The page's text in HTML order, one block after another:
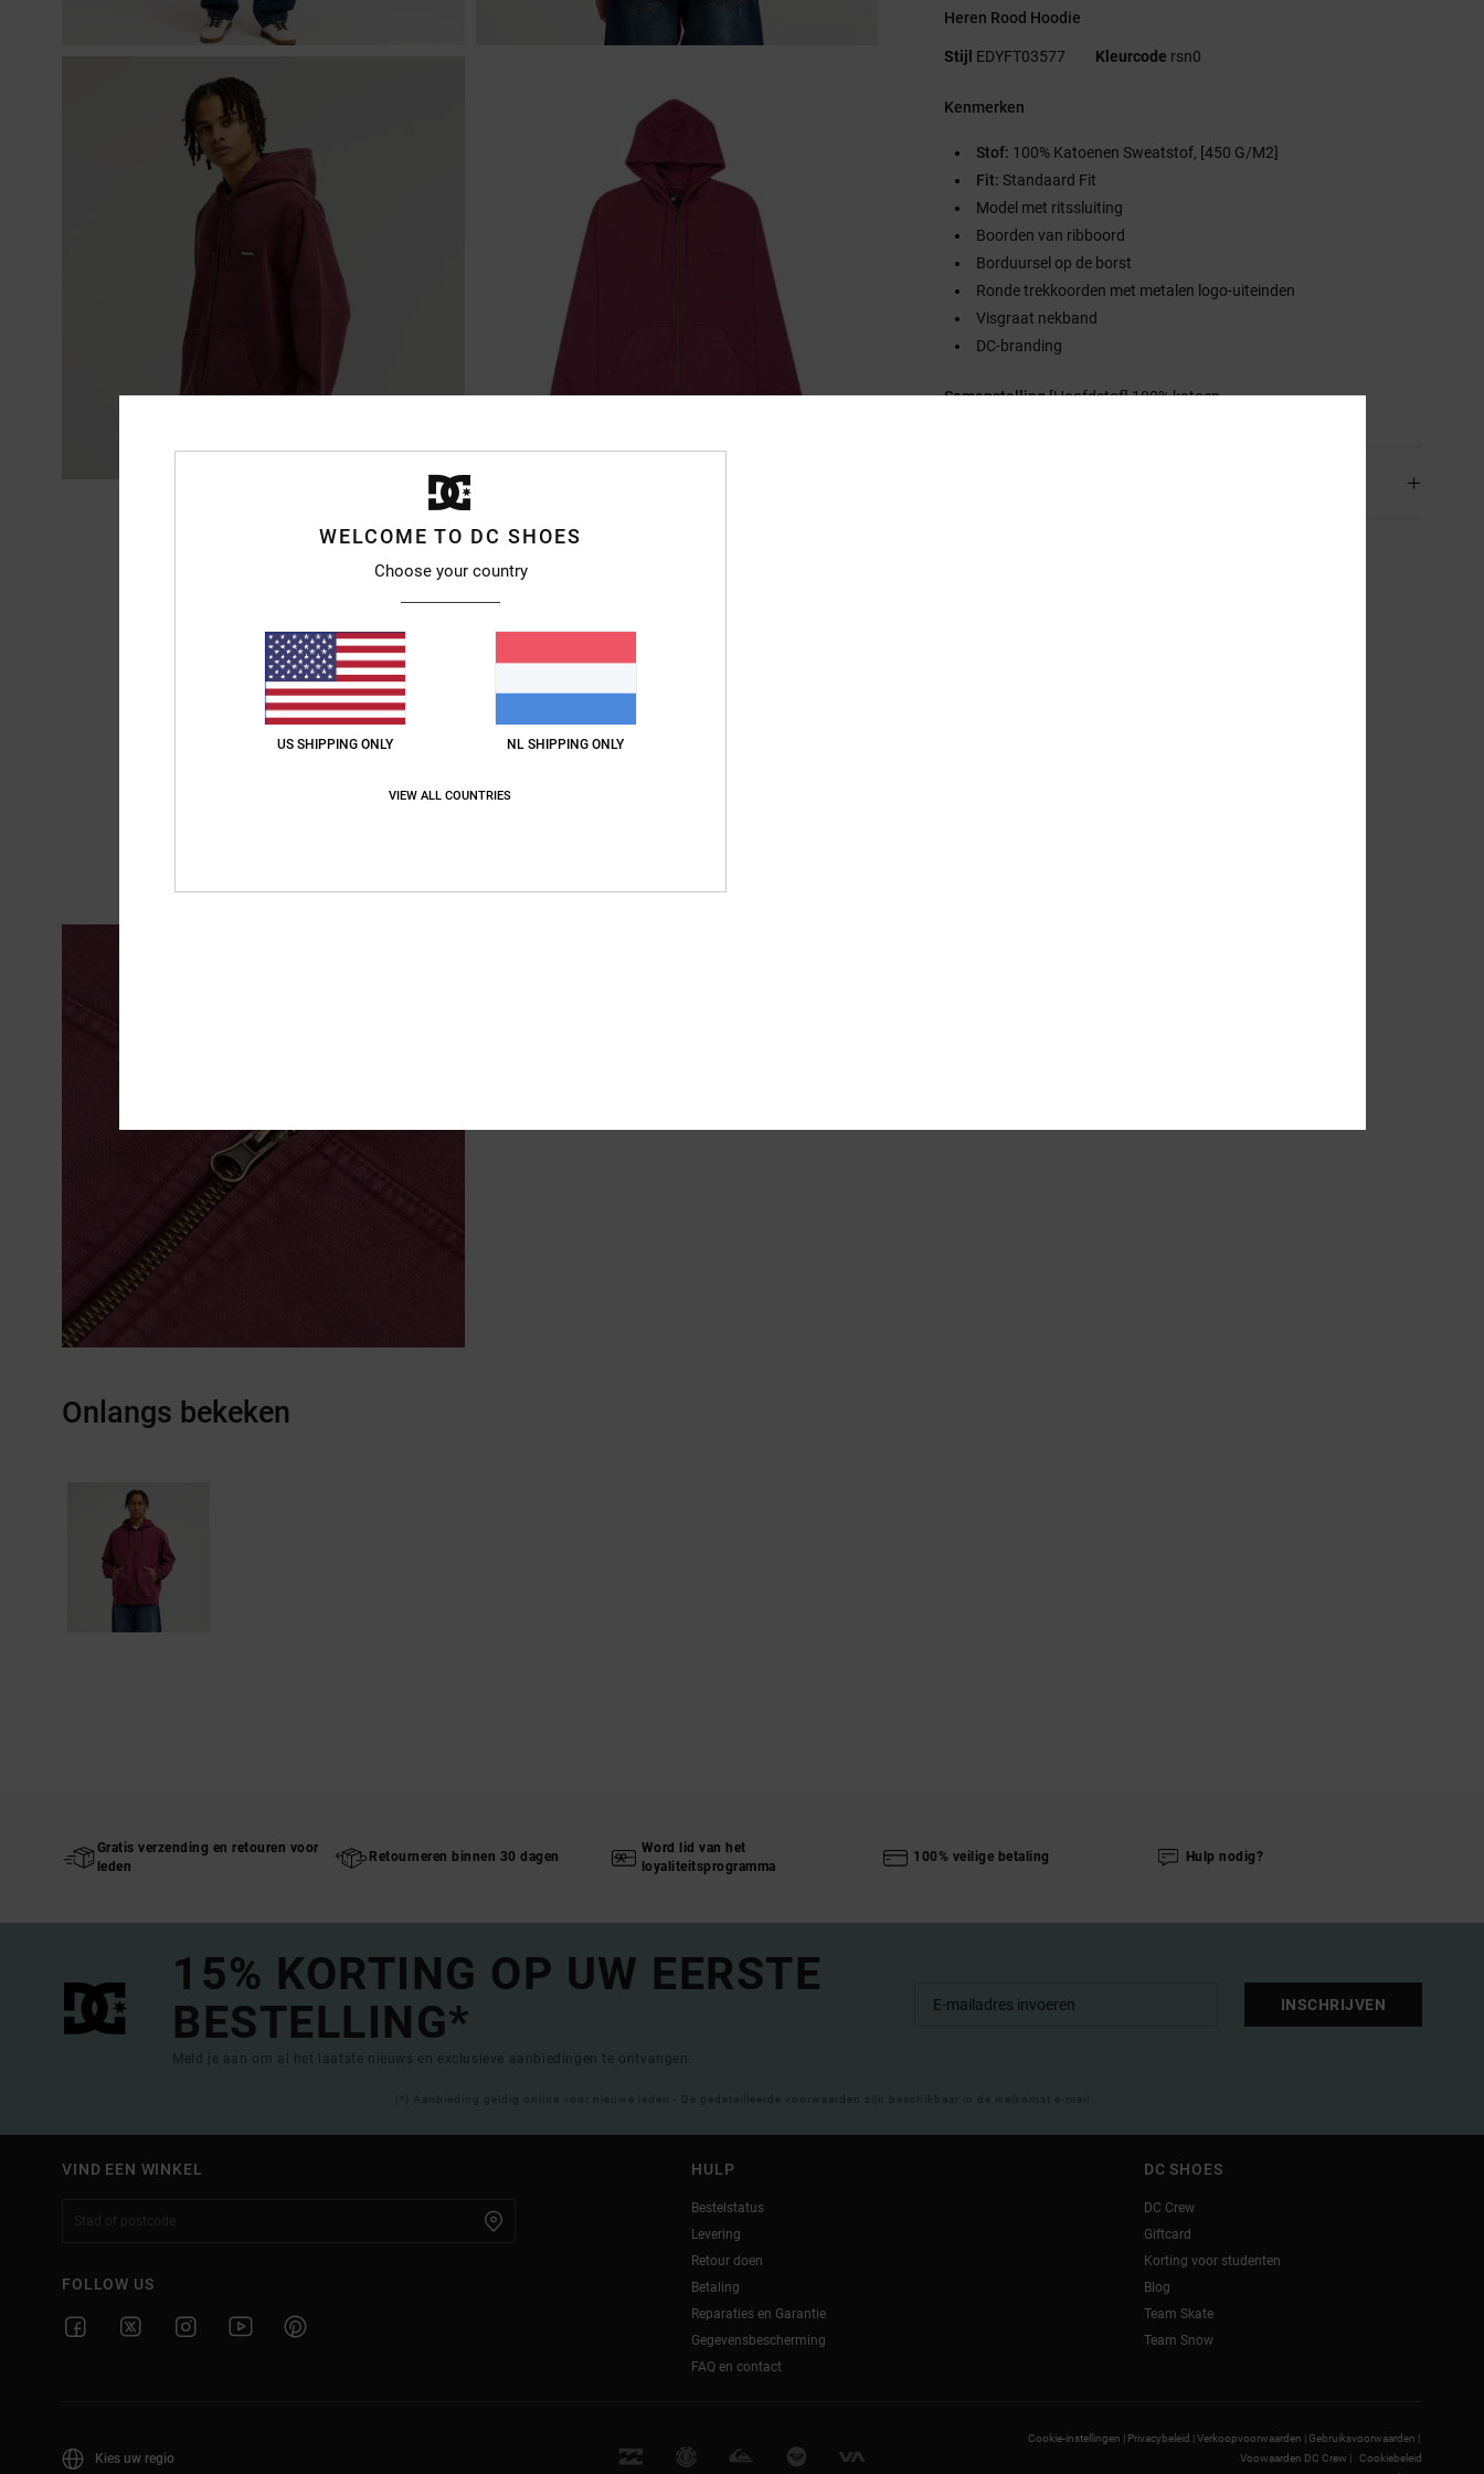
Heren Rood Hoodie
Stijl EDYFT03577 Kleurcode rsn0
Kenmerken
Stof: 100% Katoenen Sweatstof, [450 G/M2]
Fit: Standaard Fit
Model met ritssluiting
Boorden van ribboord
Borduursel op de borst
Ronde trekkoorden met metalen logo-uiteinden
Visgraat nekband
DC-branding
Samenstelling[Hoofdstof] 100% katoen
Onlangs bekeken
Gratis verzending en retouren voor
leden
Retourneren binnen 30 dagen
Word lid van het
loyaliteitsprogramma
100% veilige betaling Hulp nodig?
15% KORTING OP UW EERSTE
BESTELLING*
Meld je aan om al het laatste nieuws en exclusieve aanbiedingen te ontvangen.
INSCHRIJVEN
(*) Aanbieding geldig online voor nieuwe leden - De gedetailleerde voorwaarden zijn beschikbaar in de welkomst e-mail
VIND EEN WINKEL
FOLLOW US
HULP
Bestelstatus
Levering
Retour doen
Betaling
Reparaties en Garantie
Gegevensbescherming
FAQ en contact
DC SHOES
DC Crew
Giftcard
Korting voor studenten
Blog
Team Skate
Team Snow
Kies uw regio
Cookie-instellingen | Privacybeleid |Verkoopvoorwaarden |Gebruiksvoorwaarden |
Voowaarden DC Crew |
Cookiebeleid
WELCOME TO DC SHOES
Choose your country
US SHIPPING ONLY NL SHIPPING ONLY
VIEW ALL COUNTRIES